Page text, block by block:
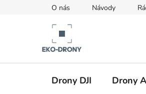
O nás Návody
Drony DJI Drony